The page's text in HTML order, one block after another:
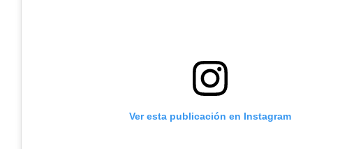
Ver esta publicación en Instagram